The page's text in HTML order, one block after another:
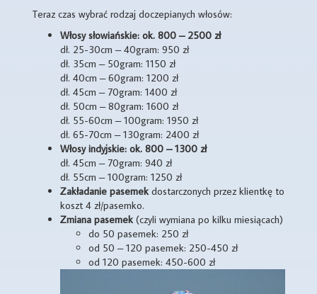
Teraz czas wybrać rodzaj doczepianych włosów:
Włosy słowiańskie: ok. 800 – 2500 zł
dł. 25-30cm – 40gram: 950 zł
dł. 35cm – 50gram: 1150 zł
dł. 40cm – 60gram: 1200 zł
dł. 45cm – 70gram: 1400 zł
dł. 50cm – 80gram: 1600 zł
dł. 55-60cm – 100gram: 1950 zł
dł. 65-70cm – 130gram: 2400 zł
Włosy indyjskie: ok. 800 – 1300 zł
dł. 45cm – 70gram: 940 zł
dł. 55cm – 100gram: 1250 zł
Zakładanie pasemekdostarczonych przez klientkę to
koszt 4 zł/pasemko.
Zmiana pasemek(czyli wymiana po kilku miesiącach)
do 50 pasemek: 250 zł
od 50 – 120 pasemek: 250-450 zł
od 120 pasemek: 450-600 zł